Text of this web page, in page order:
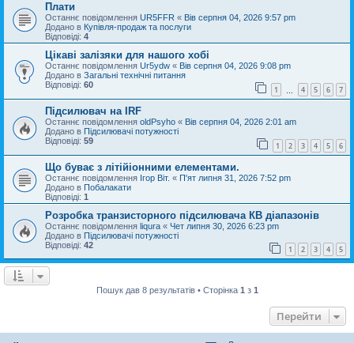
Плати
Останнє повідомлення UR5FFR « Вів серпня 04, 2026 9:57 pm
Додано в Купівля-продаж та послуги
Відповіді: 4
Цікаві залізяки для нашого хобі
Останнє повідомлення Ur5ydw « Вів серпня 04, 2026 9:08 pm
Додано в Загальні технічні питання
Відповіді: 60 1 4 5 6 7
Підсилювач на IRF
Останнє повідомлення oldPsyho « Вів серпня 04, 2026 2:01 am
Додано в Підсилювачі потужності
Відповіді: 59 1 2 3 4 5 6
Що буває з літійіонними елементами.
Останнє повідомлення Ігор Віт. « П'ят липня 31, 2026 7:52 pm
Додано в Побалакати
Відповіді: 1
Розробка транзисторного підсилювача КВ діапазонів
Останнє повідомлення liqura « Чет липня 30, 2026 6:23 pm
Додано в Підсилювачі потужності
Відповіді: 42 1 2 3 4 5
Пошук дав 8 результатів • Сторінка 1 з 1
Перейти